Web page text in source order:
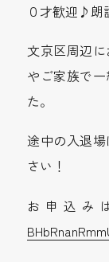
０才歓迎♪朗
文京区周辺
やご家族で
た。
途中の入退
さい！
お申込み